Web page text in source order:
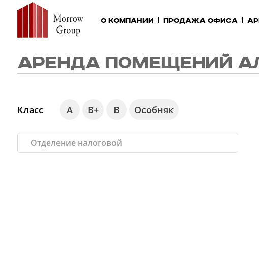
О компании Продажа офиса
АРЕНДА ПОМЕЩЕНИЙ
Класс А В+ В Особняк